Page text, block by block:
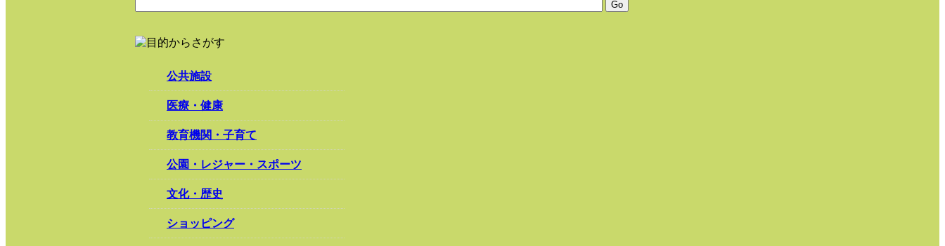
公共施設
医療・健康
教育機関・子育て
公園・レジャー・スポーツ
文化・歴史
ショッピング